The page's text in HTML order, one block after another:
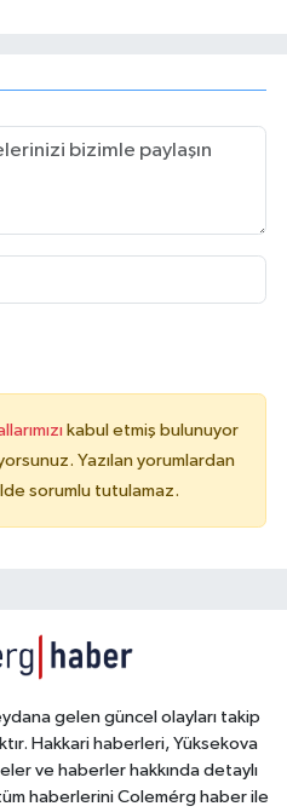
kabul etmiş bulunuyor
Yazılan yorumlardan
sorumlu tutulamaz.
gelen güncel olayları takip
Hakkari haberleri, Yüksekova
ve haberler hakkında detaylı
haberlerini Colemérg haber ile